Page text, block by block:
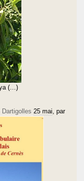
(…)
Dartigolles 25 mai , par